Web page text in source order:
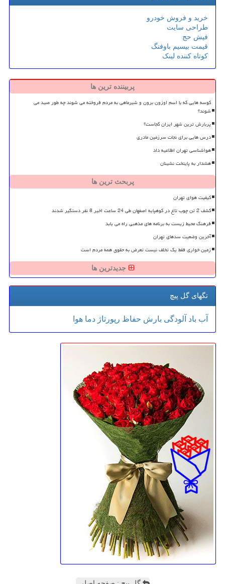
خرید و فروش خودرو
طراحی سایت
فیش حج
قیمت بیسیم باوفنگ
کوتاه کننده لینک
پربیننده ترین ها
کوسه هایی که با اسم اوزون برون و شیرماهی به مردم فروخته می شوند چه طور صید می
شوند؟
پربارش ترین شهر ایران کجاست؟
درس هایی برای نجات سرزمین مادری
هواشناسی تهران اطلاعیه داد
هشدار به پایتخت نشینان
پربحث ترین ها
کیفیت هوای تهران
کشف 2 تن چوب تاغ در کوهپایه اصفهان طی 24 ساعت اخیر 8 نفر دستگیر شدند
فرهنگ محیط زیست به برنامه های مذهبی راه می یابد
آخرین وضعیت سدهای تهران
زمین خواری فقط یک تخلف نیست تعرض به حقوق همه مردم است
جدیدترین ها
تگهای گل پیچ
آب باد آلودگی بارش حفاظ رپورتاژ دما هوا